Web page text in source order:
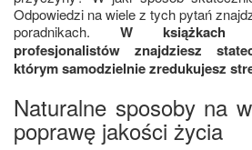
Odpowiedzi na wiele z tych pytań
poradnikach. W książkach
profesjonalistów znajdziesz
którym samodzielnie zredukujesz
Naturalne sposoby na
poprawę jakości życia